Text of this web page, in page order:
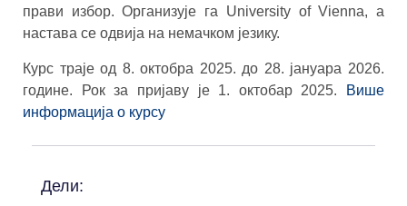
прави избор. Организује га University of Vienna, а
настава се одвија на немачком језику.
Курс траје од 8. октобра 2025. до 28. јануара 2026.
године. Рок за пријаву је 1. октобар 2025.
Више
информација о курсу
Дели: